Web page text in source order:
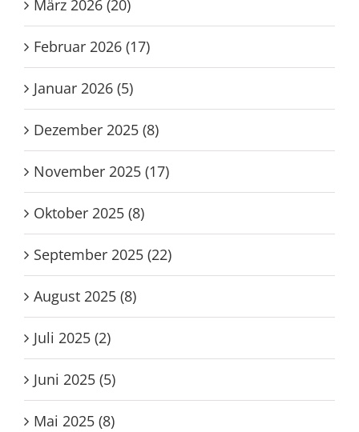
April 2026 (3)
März 2026 (20)
Februar 2026 (17)
Januar 2026 (5)
Dezember 2025 (8)
November 2025 (17)
Oktober 2025 (8)
September 2025 (22)
August 2025 (8)
Juli 2025 (2)